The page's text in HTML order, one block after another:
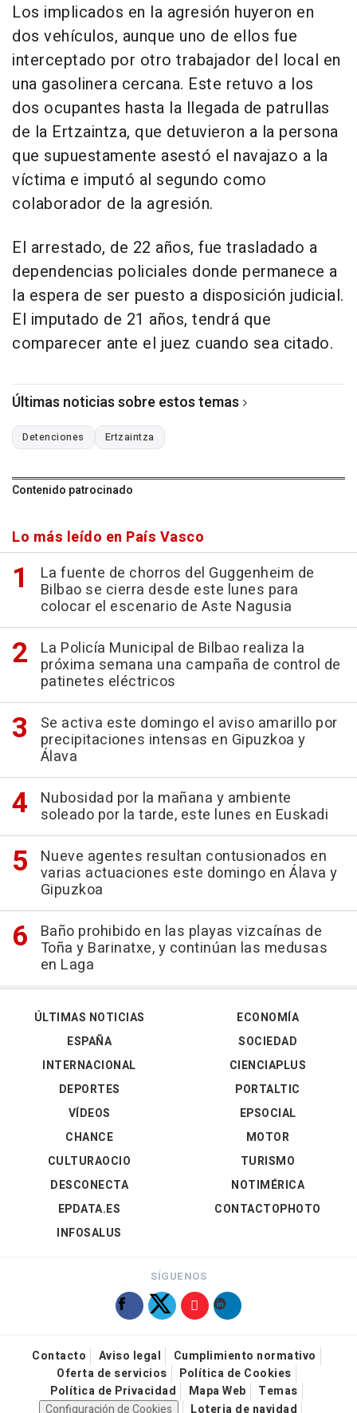
Los implicados en la agresión huyeron en
dos vehículos, aunque uno de ellos fue
interceptado por otro trabajador del local en
una gasolinera cercana. Este retuvo a los
dos ocupantes hasta la llegada de patrullas
de la Ertzaintza, que detuvieron a la persona
que supuestamente asestó el navajazo a la
víctima e imputó al segundo como
colaborador de la agresión.
El arrestado, de 22 años, fue trasladado a
dependencias policiales donde permanece a
la espera de ser puesto a disposición judicial.
El imputado de 21 años, tendrá que
comparecer ante el juez cuando sea citado.
Últimas noticias sobre estos temas
Detenciones Ertzaintza
Contenido patrocinado
Lo más leído en País Vasco
La fuente de chorros del Guggenheim de
Bilbao se cierra desde este lunes para
colocar el escenario de Aste Nagusia
La Policía Municipal de Bilbao realiza la
próxima semana una campaña de control de
patinetes eléctricos
Se activa este domingo el aviso amarillo por
precipitaciones intensas en Gipuzkoa y
Álava
Nubosidad por la mañana y ambiente
soleado por la tarde, este lunes en Euskadi
Nueve agentes resultan contusionados en
varias actuaciones este domingo en Álava y
Gipuzkoa
Baño prohibido en las playas vizcaínas de
Toña y Barinatxe, y continúan las medusas
en Laga
ÚLTIMAS NOTICIAS
ESPAÑA
INTERNACIONAL
DEPORTES
VÍDEOS
ECONOMÍA
SOCIEDAD
CIENCIAPLUS
PORTALTIC
EPSOCIAL
CHANCE
CULTURAOCIO
DESCONECTA
EPDATA.ES
INFOSALUS
MOTOR
TURISMO
NOTIMÉRICA
CONTACTOPHOTO
SÍGUENOS
Contacto Aviso legal
Cumplimiento normativo
Oferta de servicios
Política de Cookies
Política de Privacidad
Mapa Web
Temas